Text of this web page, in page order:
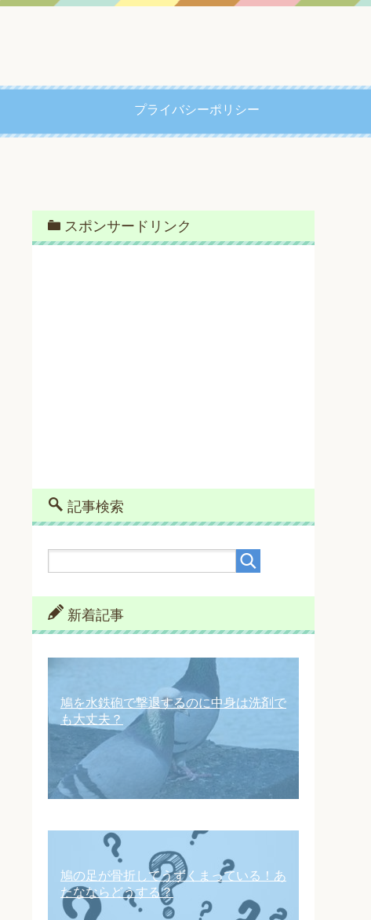
プライバシーポリシー
スポンサードリンク
記事検索
新着記事
鳩を水鉄砲で撃退するのに中身は洗剤で
も大丈夫？
鳩の足が骨折してうずくまっている！あ
たなならどうする？